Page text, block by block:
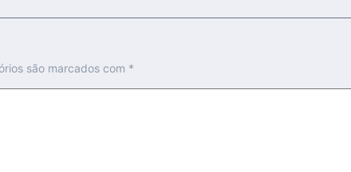
são marcados com *